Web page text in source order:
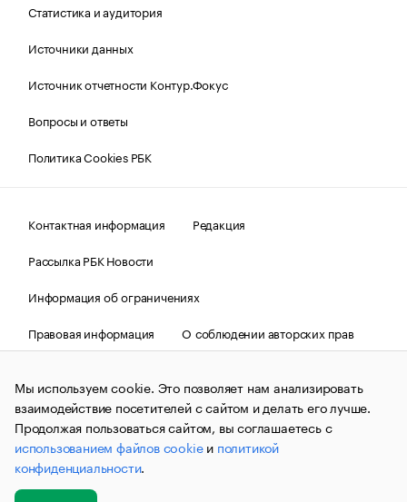
Статистика и аудитория
Источники данных
Источник отчетности Контур.Фокус
Вопросы и ответы
Политика Cookies РБК
Контактная информация
Редакция
Рассылка РБК Новости
Информация об ограничениях
Правовая информация
О соблюдении авторских прав
и материалы информационного агентства «РБК»
(зарегистрировано Федеральной службой по надзору в сфере
связи, информационных технологий и массовых
коммуникаций (Роскомнадзор) 09.12.2015 за номером ИА
№ФС77-63848) сопровождаются пометкой «РБК». Отдельные
публикации могут содержать информацию,
не предназначенную для пользователей
Мы используем cookie. Это позволяет нам анализировать
взаимодействие посетителей с сайтом и делать его лучше.
Продолжая пользоваться сайтом, вы соглашаетесь с
использованием файлов cookieи политикой
конфиденциальности.